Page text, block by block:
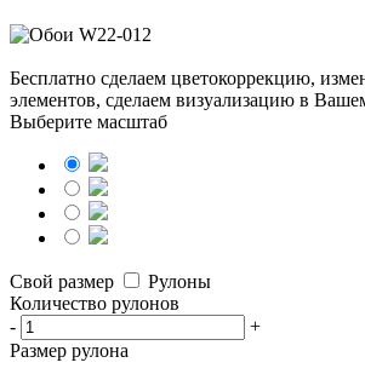
Бесплатно сделаем цветокоррекцию,
элементов, сделаем визуализацию в
Выберите масштаб
Свой размер
Рулоны
Количество рулонов
-
+
Размер рулона